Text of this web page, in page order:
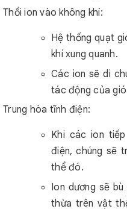
Thổi ion vào không khí:
Hệ thống quạt
khí xung quanh.
Các ion sẽ di
tác động của
Trung hòa tĩnh điện:
Khi các ion
điện, chúng sẽ
thể đó.
Ion dương sẽ
thừa trên vật